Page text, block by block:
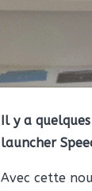
Il y a
launcher
Avec cette